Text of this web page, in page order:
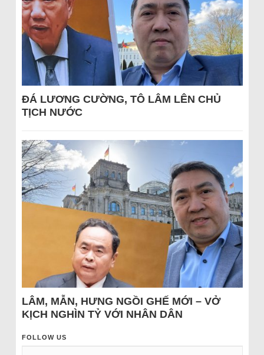
ĐÁ LƯƠNG CƯỜNG, TÔ LÂM LÊN CHỦ
TỊCH NƯỚC
LÂM, MẪN, HƯNG NGỒI GHẾ MỚI – VỞ
KỊCH NGHÌN TỶ VỚI NHÂN DÂN
FOLLOW US